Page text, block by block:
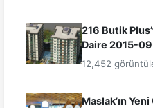
216 Butik
Daire 2015-
12,452
Maslak’ın